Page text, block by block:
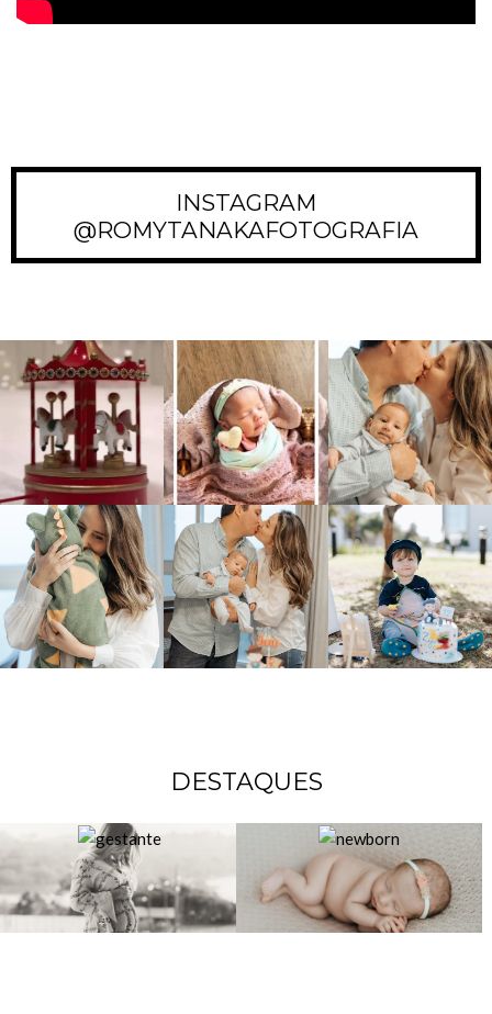
INSTAGRAM
@ROMYTANAKAFOTOGRAFIA
DESTAQUES